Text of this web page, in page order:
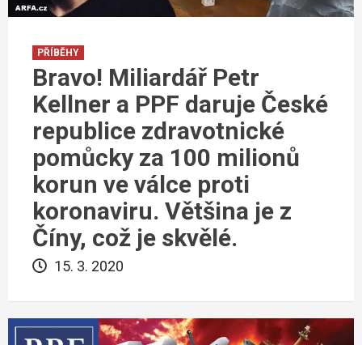
PŘÍBĚHY
Bravo! Miliardář Petr
Kellner a PPF daruje České
republice zdravotnické
pomůcky za 100 milionů
korun ve válce proti
koronaviru. Většina je z
Číny, což je skvělé.
15. 3. 2020